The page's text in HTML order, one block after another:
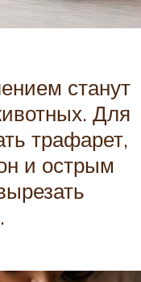
станут
Для
трафарет,
и острым